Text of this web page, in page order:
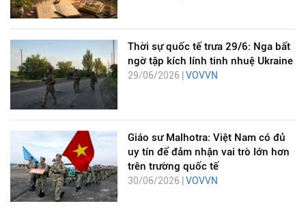
Thời sự quốc tế trưa 29/6: Nga bất
ngờ tập kích lính tinh nhuệ Ukraine
29/06/2026 | VOVVN
Giáo sư Malhotra: Việt Nam có đủ
uy tín để đảm nhận vai trò lớn hơn
trên trường quốc tế
30/06/2026 | VOVVN